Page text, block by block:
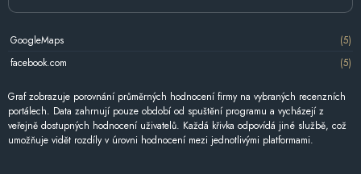
GoogleMaps
(5)
facebook.com
(5)
Graf zobrazuje porovnání průměrných hodnocení firmy na vybraných recenzních
portálech. Data zahrnují pouze období od spuštění programu a vycházejí z
veřejně dostupných hodnocení uživatelů. Každá křivka odpovídá jiné službě, což
umožňuje vidět rozdíly v úrovni hodnocení mezi jednotlivými platformami.